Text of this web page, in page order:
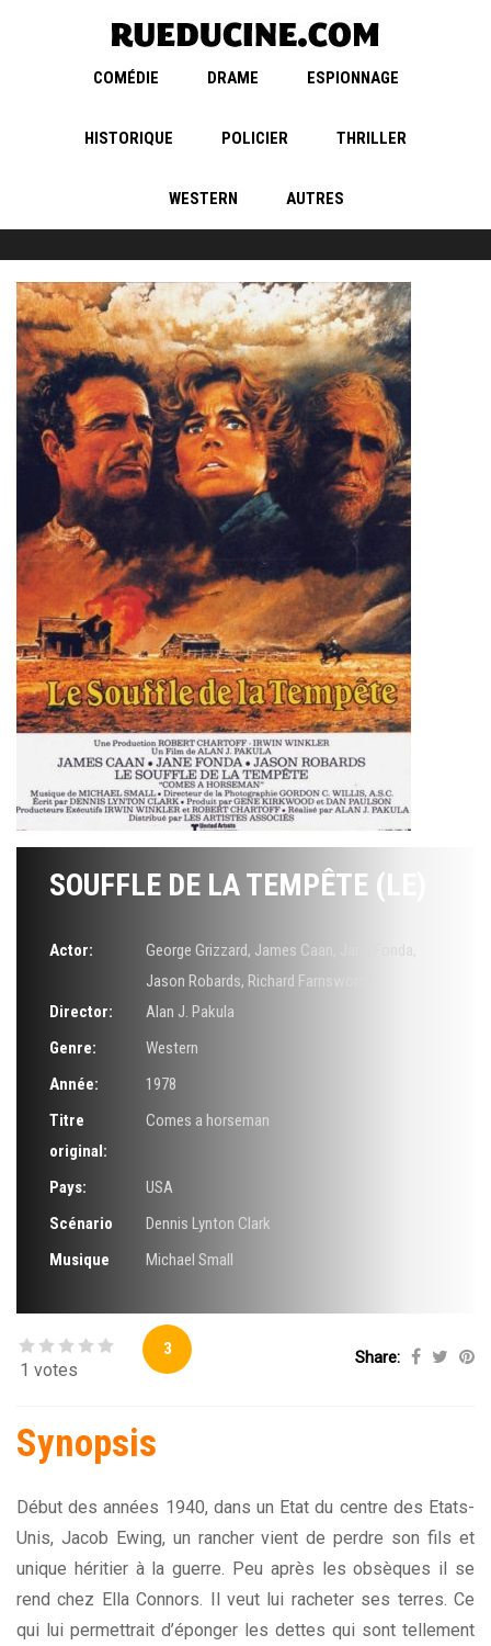
COMÉDIE DRAME ESPIONNAGE
HISTORIQUE POLICIER THRILLER
WESTERN AUTRES
SOUFFLE DE LA TEMPÊTE (LE)
Actor: George Grizzard, James Caan
Jason Robards, Richard Farnsworth
Director:
Alan J. Pakula
Genre:
Western
Année:
1978
Titre
original:
Comes a horseman
Pays:
USA
Scénario
Dennis Lynton Clark
Musique
Michael Small
1 votes
3 Share:
Synopsis
Début des années 1940, dans un Etat du centre des Etats-
Unis, Jacob Ewing, un rancher vient de perdre son fils et
unique héritier à la guerre. Peu après les obsèques il se
rend chez Ella Connors. Il veut lui racheter ses terres. Ce
qui lui permettrait d’éponger les dettes qui sont tellement